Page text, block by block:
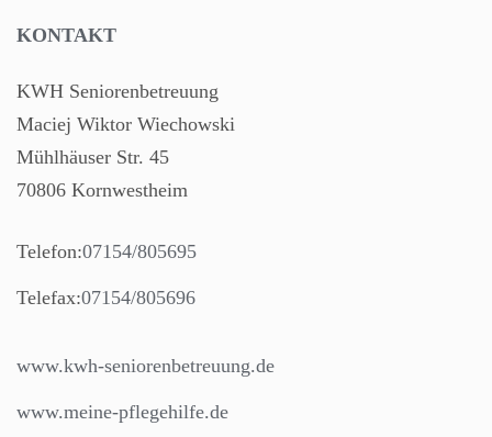
KONTAKT
KWH Seniorenbetreuung
Maciej Wiktor Wiechowski
Mühlhäuser Str. 45
70806 Kornwestheim
Telefon:07154/805695
Telefax:07154/805696
www.kwh-seniorenbetreuung.de
www.meine-pflegehilfe.de